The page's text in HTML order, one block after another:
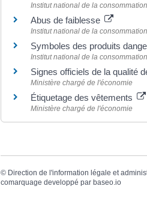
Institut national de la
Abus de faiblesse
Institut national de la
Symboles des produits
Institut national de la
Signes officiels de la qualité
Ministère chargé de l'économie
Étiquetage des vêtements
Ministère chargé de l'économie
© Direction de l'information légale et
comarquage developpé parbaseo.io